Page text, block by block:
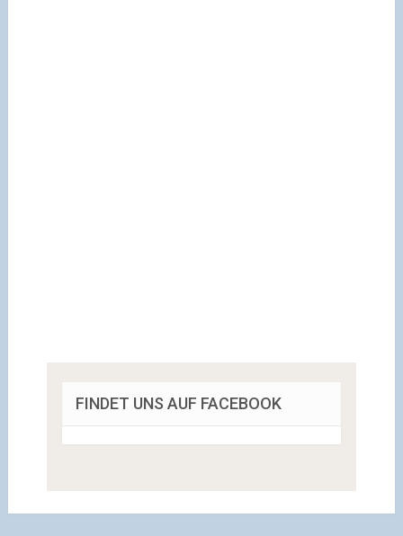
FINDET UNS AUF FACEBOOK